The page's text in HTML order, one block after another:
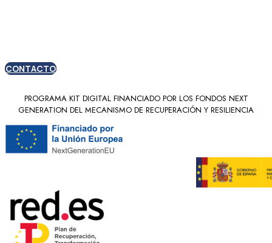
CONTACTO
PROGRAMA KIT DIGITAL FINANCIADO POR LOS FONDOS NEXT
GENERATION DEL MECANISMO DE RECUPERACIÓN Y RESILIENCIA